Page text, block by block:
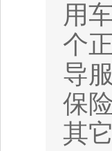
用
个
导
保
其